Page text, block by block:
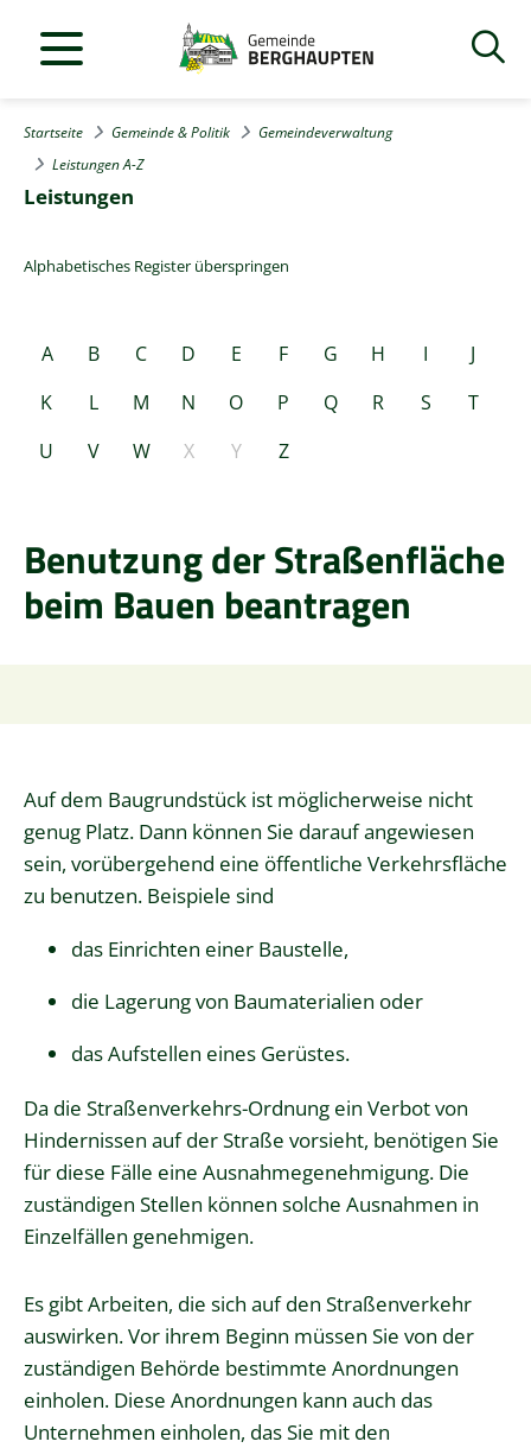
Startseite Gemeinde & Politik
Gemeindeverwaltung
Leistungen A-Z
Leistungen
Alphabetisches Register überspringen
A B C D E F G H I
J
K
L M N O P Q R S
T
U
V W X Y Z
Benutzung der Straßenfläche
beim Bauen beantragen
Auf dem Baugrundstück ist möglicherweise nicht
genug Platz. Dann können Sie darauf angewiesen
sein, vorübergehend eine öffentliche Verkehrsfläche
zu benutzen. Beispiele sind
das Einrichten einer Baustelle,
die Lagerung von Baumaterialien oder
das Aufstellen eines Gerüstes.
Da die Straßenverkehrs-Ordnung ein Verbot von
Hindernissen auf der Straße vorsieht, benötigen Sie
für diese Fälle eine Ausnahmegenehmigung. Die
zuständigen Stellen können solche Ausnahmen in
Einzelfällen genehmigen.
Es gibt Arbeiten, die sich auf den Straßenverkehr
auswirken. Vor ihrem Beginn müssen Sie von der
zuständigen Behörde bestimmte Anordnungen
einholen. Diese Anordnungen kann auch das
Unternehmen einholen, das Sie mit den